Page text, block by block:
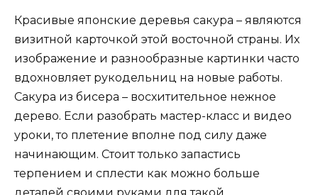
Красивые японские деревья сакура – являются
визитной карточкой этой восточной страны. Их
изображение и разнообразные картинки часто
вдохновляет рукодельниц на новые работы.
Сакура из бисера – восхитительное нежное
дерево. Если разобрать мастер-класс и видео
уроки, то плетение вполне под силу даже
начинающим. Стоит только запастись
терпением и сплести как можно больше
деталей своими руками для такой